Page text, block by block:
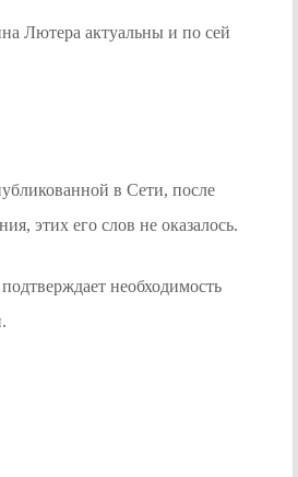
Лютера актуальны и по сей
в Сети, после
этих его слов не оказалось.
необходимость